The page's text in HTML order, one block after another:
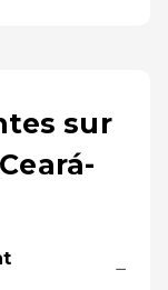
sur
−